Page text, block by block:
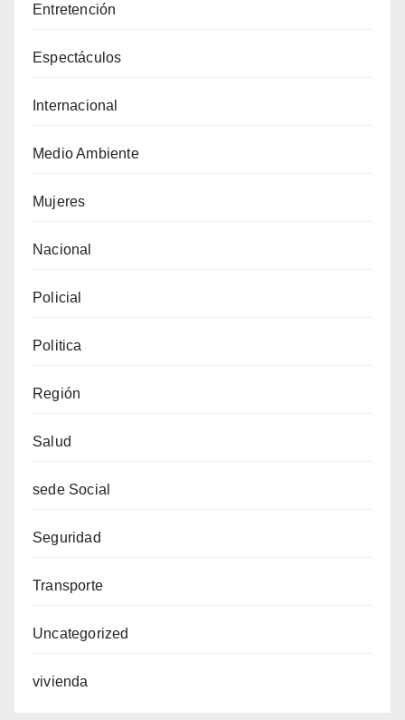
Entretención
Espectáculos
Internacional
Medio Ambiente
Mujeres
Nacional
Policial
Politica
Región
Salud
sede Social
Seguridad
Transporte
Uncategorized
vivienda